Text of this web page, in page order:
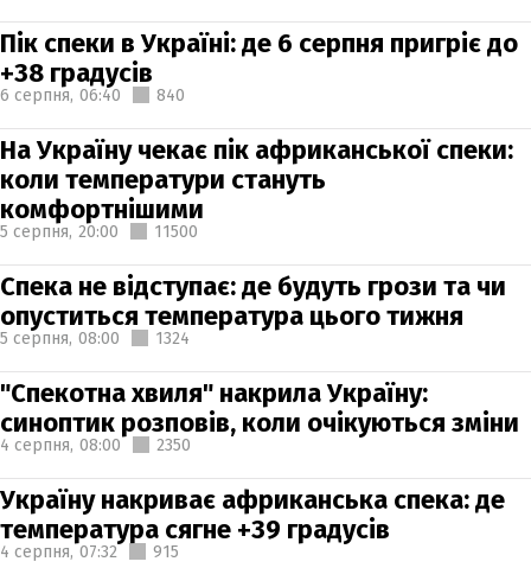
Пік спеки в Україні: де 6 серпня пригріє до
+38 градусів
6 серпня, 06:40 840
На Україну чекає пік африканської спеки:
коли температури стануть
комфортнішими
5 серпня, 20:00 11500
Спека не відступає: де будуть грози та чи
опуститься температура цього тижня
5 серпня, 08:00 1324
"Спекотна хвиля" накрила Україну:
синоптик розповів, коли очікуються зміни
4 серпня, 08:00 2350
Україну накриває африканська спека: де
температура сягне +39 градусів
4 серпня, 07:32 915